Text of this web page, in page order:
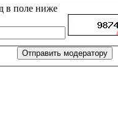
в поле ниже
Отправить модератору